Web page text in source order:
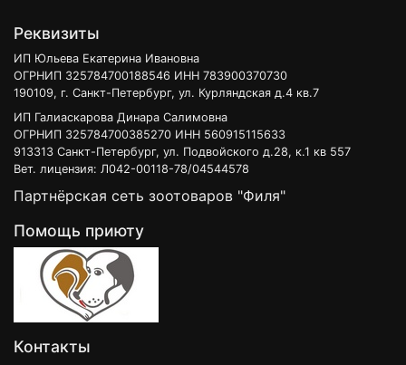
Реквизиты
ИП Юльева Екатерина Ивановна
ОГРНИП 325784700188546 ИНН 783900370730
190109, г. Санкт-Петербург, ул. Курляндская д.4 кв.7
ИП Галиаскарова Динара Салимовна
ОГРНИП 325784700385270 ИНН 560915115633
913313 Санкт-Петербург, ул. Подвойского д.28, к.1 кв 557
Вет. лицензия: Л042-00118-78/04544578
Партнёрская сеть зоотоваров "Филя"
Помощь приюту
Контакты